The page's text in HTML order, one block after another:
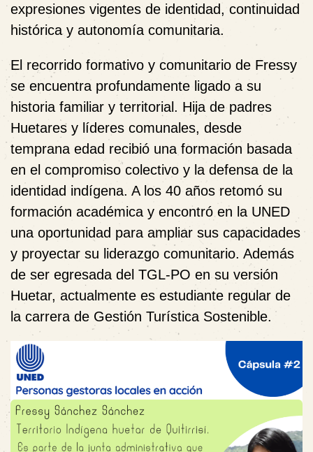
expresiones vigentes de identidad, continuidad
histórica y autonomía comunitaria.
El recorrido formativo y comunitario de Fressy
se encuentra profundamente ligado a su
historia familiar y territorial. Hija de padres
Huetares y líderes comunales, desde
temprana edad recibió una formación basada
en el compromiso colectivo y la defensa de la
identidad indígena. A los 40 años retomó su
formación académica y encontró en la UNED
una oportunidad para ampliar sus capacidades
y proyectar su liderazgo comunitario. Además
de ser egresada del TGL‑PO en su versión
Huetar, actualmente es estudiante regular de
la carrera de Gestión Turística Sostenible.